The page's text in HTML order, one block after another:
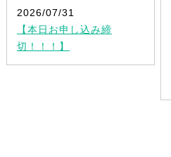
2026/07/31
【本日お申し込み締
切！！！】